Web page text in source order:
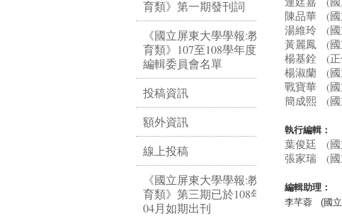
陳品華 (國
湯維玲 (國
黃麗鳳 (國
楊基銓 (正
楊淑蘭 (國
戰寶華 (國
簡成熙 (國
執行編輯：
葉俊廷 (國
張家瑞 (國
編輯助理：
李芊蓉 (國立
育類》第一期發刊詞
《國立屏東大學學報:教
育類》107至108學年度
編輯委員會名單
投稿資訊
額外資訊
線上投稿
《國立屏東大學學報:教
育類》第三期已於108年
04月如期出刊